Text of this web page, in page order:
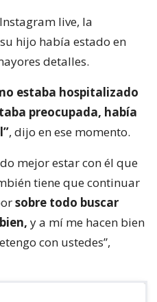
live, la
hijo había estado en
detalles.
estaba hospitalizado
preocupada, había
, dijo en ese momento.
mejor estar con él que
tiene que continuar
sobre todo buscar
y a mí me hacen bien
con ustedes”,